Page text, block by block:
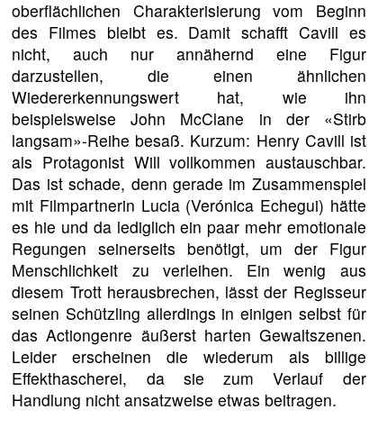
oberflächlichen Charakterisierung vom Beginn
des Filmes bleibt es. Damit schafft Cavill es
nicht, auch nur annähernd eine Figur
darzustellen, die einen ähnlichen
Wiedererkennungswert hat, wie ihn
beispielsweise John McClane in der «Stirb
langsam»-Reihe besaß. Kurzum: Henry Cavill ist
als Protagonist Will vollkommen austauschbar.
Das ist schade, denn gerade im Zusammenspiel
mit Filmpartnerin Lucia (Verónica Echegui) hätte
es hie und da lediglich ein paar mehr emotionale
Regungen seinerseits benötigt, um der Figur
Menschlichkeit zu verleihen. Ein wenig aus
diesem Trott herausbrechen, lässt der Regisseur
seinen Schützling allerdings in einigen selbst für
das Actiongenre äußerst harten Gewaltszenen.
Leider erscheinen die wiederum als billige
Effekthascherei, da sie zum Verlauf der
Handlung nicht ansatzweise etwas beitragen.